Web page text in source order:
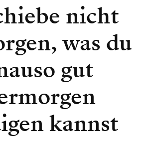
nicht
was du
gut
kannst